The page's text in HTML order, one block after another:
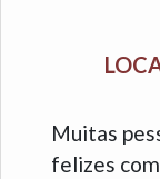
Muitas
felizes